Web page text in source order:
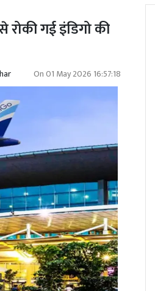
गई इंडिगो की
On01 May 2026 16:57:18